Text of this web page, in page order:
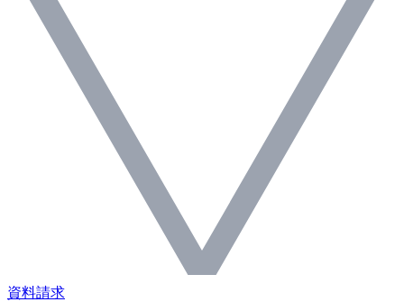
資料請求